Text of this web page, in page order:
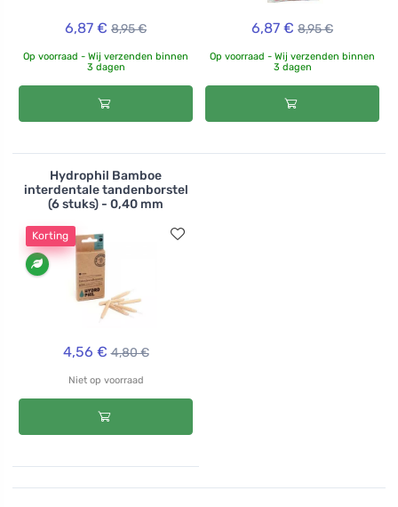
6,87 € 8,95 €
Op voorraad - Wij verzenden binnen
3 dagen
6,87 € 8,95 €
Op voorraad - Wij verzenden binnen
3 dagen
Hydrophil Bamboe
interdentale tandenborstel
(6 stuks) - 0,40 mm
Korting
4,56 € 4,80 €
Niet op voorraad